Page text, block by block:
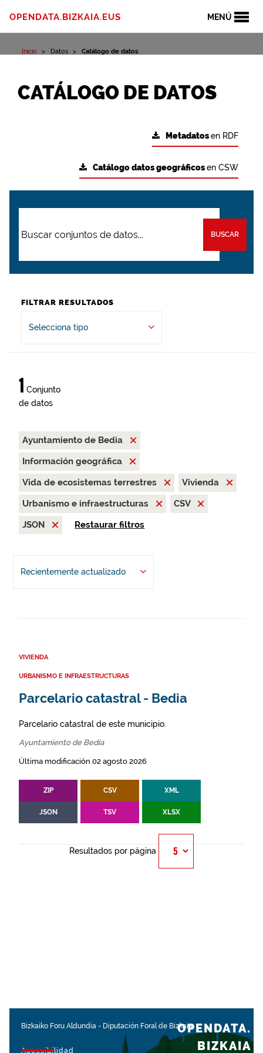
MENÚ
OPENDATA.BIZKAIA.EUS
Inicio Datos Catálogo de datos
CATÁLOGO DE DATOS
Metadatosen RDF
Catálogo datos geográficosen CSW
BUSCAR
FILTRAR RESULTADOS
Selecciona tipo
1 Conjunto
de datos
Ayuntamiento de Bedia
Información geográfica
Vida de ecosistemas terrestres
Vivienda
Urbanismo e infraestructuras
CSV
JSON
Restaurar filtros
Recientemente actualizado
VIVIENDA
URBANISMO E INFRAESTRUCTURAS
Parcelario catastral - Bedia
Parcelario catastral de este municipio.
Ayuntamiento de Bedia
Última modificación 02 agosto 2026
ZIP CSV XML
JSON TSV XLSX
Resultados por página
Bizkaiko Foru Aldundia - Diputación Foral de Bizkaia
Accesibilidad
OPENDATA.
BIZKAIA